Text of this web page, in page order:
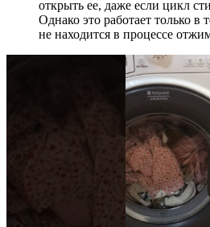
открыть ее, даже если цикл
Однако это работает только в
не находится в процессе